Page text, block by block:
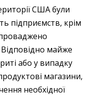
США були
підприємств, крім
майже
або у випадку
магазини,
необхідної